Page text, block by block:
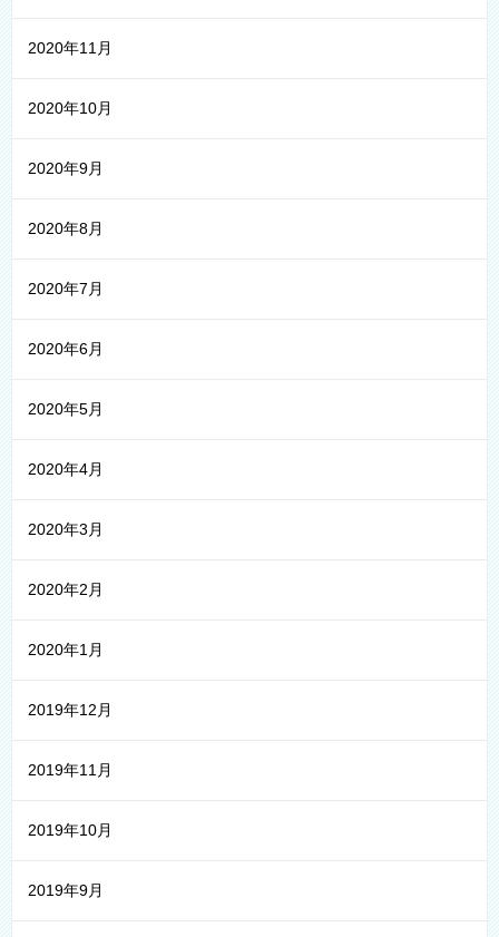
2020年11月
2020年10月
2020年9月
2020年8月
2020年7月
2020年6月
2020年5月
2020年4月
2020年3月
2020年2月
2020年1月
2019年12月
2019年11月
2019年10月
2019年9月